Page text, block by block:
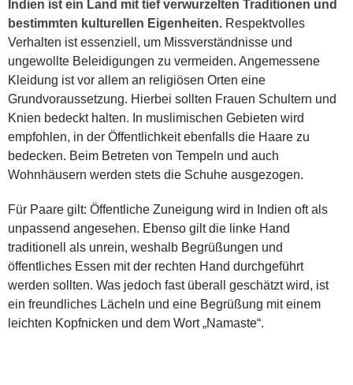
Indien ist ein Land mit tief verwurzelten Traditionen und
bestimmten kulturellen Eigenheiten. Respektvolles
Verhalten ist essenziell, um Missverständnisse und
ungewollte Beleidigungen zu vermeiden. Angemessene
Kleidung ist vor allem an religiösen Orten eine
Grundvoraussetzung. Hierbei sollten Frauen Schultern und
Knien bedeckt halten. In muslimischen Gebieten wird
empfohlen, in der Öffentlichkeit ebenfalls die Haare zu
bedecken. Beim Betreten von Tempeln und auch
Wohnhäusern werden stets die Schuhe ausgezogen.
Für Paare gilt: Öffentliche Zuneigung wird in Indien oft als
unpassend angesehen. Ebenso gilt die linke Hand
traditionell als unrein, weshalb Begrüßungen und
öffentliches Essen mit der rechten Hand durchgeführt
werden sollten. Was jedoch fast überall geschätzt wird, ist
ein freundliches Lächeln und eine Begrüßung mit einem
leichten Kopfnicken und dem Wort „Namaste“.